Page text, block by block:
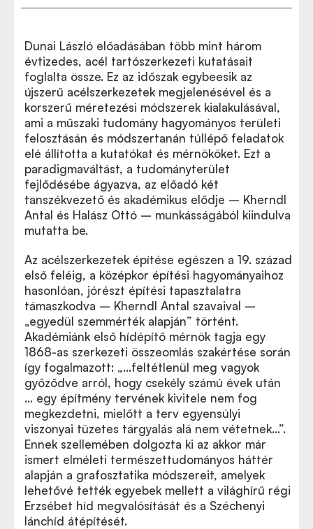
Dunai László előadásában több mint három
évtizedes, acél tartószerkezeti kutatásait
foglalta össze. Ez az időszak egybeesik az
újszerű acélszerkezetek megjelenésével és a
korszerű méretezési módszerek kialakulásával,
ami a műszaki tudomány hagyományos területi
felosztásán és módszertanán túllépő feladatok
elé állította a kutatókat és mérnököket. Ezt a
paradigmaváltást, a tudományterület
fejlődésébe ágyazva, az előadó két
tanszékvezető és akadémikus elődje – Kherndl
Antal és Halász Ottó – munkásságából kiindulva
mutatta be.
Az acélszerkezetek építése egészen a 19. század
első feléig, a középkor építési hagyományaihoz
hasonlóan, jórészt építési tapasztalatra
támaszkodva – Kherndl Antal szavaival –
„egyedül szemmérték alapján” történt.
Akadémiánk első hídépítő mérnök tagja egy
1868-as szerkezeti összeomlás szakértése során
így fogalmazott: „…feltétlenül meg vagyok
győződve arról, hogy csekély számú évek után
… egy építmény tervének kivitele nem fog
megkezdetni, mielőtt a terv egyensúlyi
viszonyai tüzetes tárgyalás alá nem vétetnek…”.
Ennek szellemében dolgozta ki az akkor már
ismert elméleti természettudományos háttér
alapján a grafosztatika módszereit, amelyek
lehetővé tették egyebek mellett a világhírű régi
Erzsébet híd megvalósítását és a Széchenyi
lánchíd átépítését.